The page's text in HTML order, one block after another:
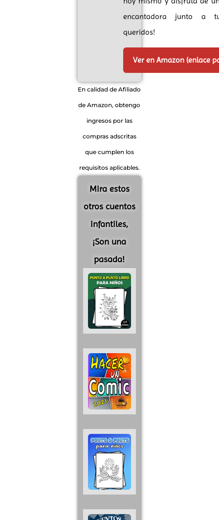
encantadora junto a
queridos!
Ver en Amazon (enlace
En calidad de Afiliado
de Amazon, obtengo
ingresos por las
compras adscritas
que cumplen los
requisitos aplicables.
Mira estos
otros cuentos
infantiles,
¡Son una
pasada!